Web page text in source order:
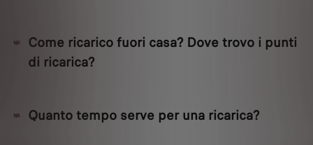
Come ricarico fuori casa? Dove trovo i punti
di ricarica?
Quanto tempo serve per una ricarica?